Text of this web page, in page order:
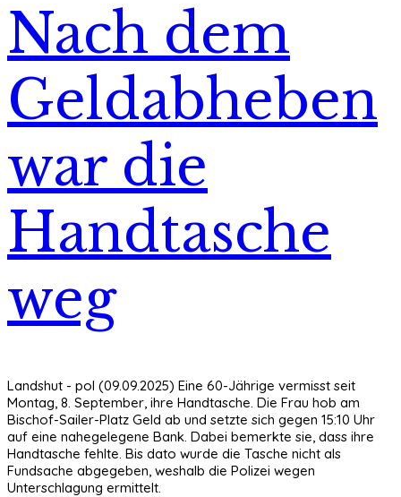
Nach dem
Geldabheben
war die
Handtasche
weg
Landshut - pol (09.09.2025) Eine 60-Jährige vermisst seit
Montag, 8. September, ihre Handtasche. Die Frau hob am
Bischof-Sailer-Platz Geld ab und setzte sich gegen 15:10 Uhr
auf eine nahegelegene Bank. Dabei bemerkte sie, dass ihre
Handtasche fehlte. Bis dato wurde die Tasche nicht als
Fundsache abgegeben, weshalb die Polizei wegen
Unterschlagung ermittelt.